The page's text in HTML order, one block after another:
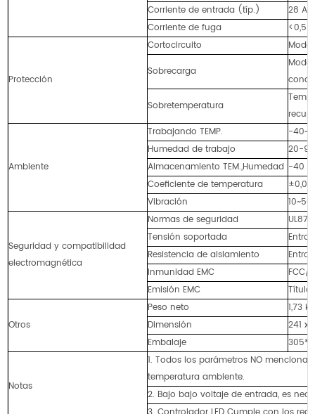
Corriente de entrada (típ.)
28 A,
Corriente de fuga
<0,5
Protección
Cortocircuito
Sobrecarga
Modo
Sobretemperatura
Ambiente
Trabajando TEMP.
-
Humedad de trabajo
20-95
Almacenamiento TEM.,Humedad -40 -
Coeficiente de temperatura
Vibración
Seguridad y compatibilidad
electromagnética
Normas de seguridad
Tensión soportada
Resistencia de aislamiento
Inmunidad EMC
FCC/
Emisión EMC
Título
Otros
Peso neto
1,73 kg
Dimensión
241 x
Embalaje
Notas
1. Todos los parámetros NO
temperatura ambiente.
2. Bajo bajo voltaje de entrada, es